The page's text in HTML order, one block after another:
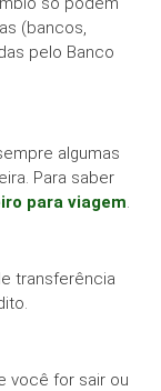
(bancos,
pelo Banco
algumas
Para saber
para viagem
transferência
você for sair ou